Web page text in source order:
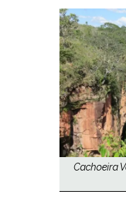
Cachoeira